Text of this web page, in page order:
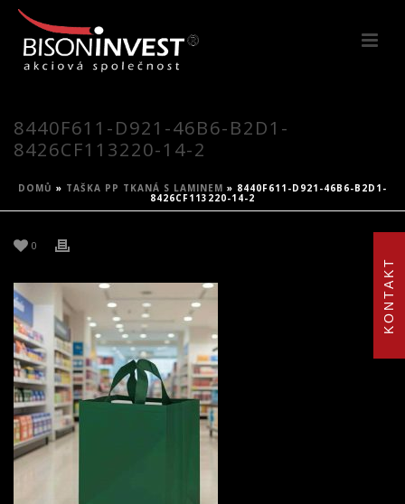
KONTAKT
8440F611-D921-46B6-B2D1-
8426CF113220-14-2
DOMŮ » TAŠKA PP TKANÁ S LAMINEM » 8440F611-D921-46B6-B2D1-
8426CF113220-14-2
0